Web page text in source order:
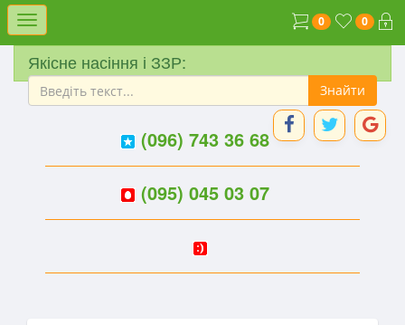
Меню 0
0
Якісне насіння і ЗЗР:
(096) 743 36 68
(095) 045 03 07